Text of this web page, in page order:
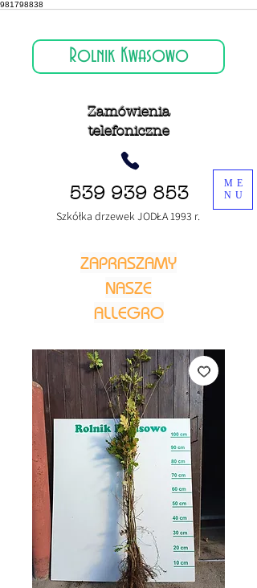
981798838
ME
NU
Rolnik Kwasowo
Szkółka drzewek JODŁA 1993 r.
Zamówienia
telefoniczne
539 939 853
ZAPRASZAMY
NASZE
ALLEGRO